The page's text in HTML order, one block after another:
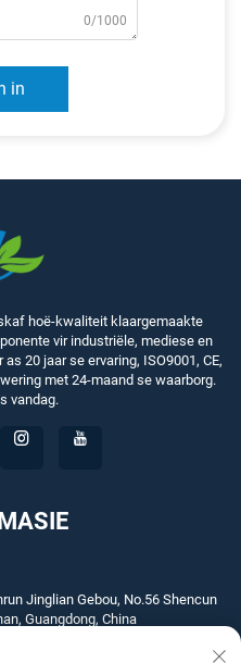
0/1000
in
hoë-kwaliteit klaargemaakte
vir industriële, mediese en
20 jaar se ervaring, ISO9001, CE,
met 24-maand se waarborg.
vandag.
Jinglian Gebou, No.56 Shencun
Guangdong, China